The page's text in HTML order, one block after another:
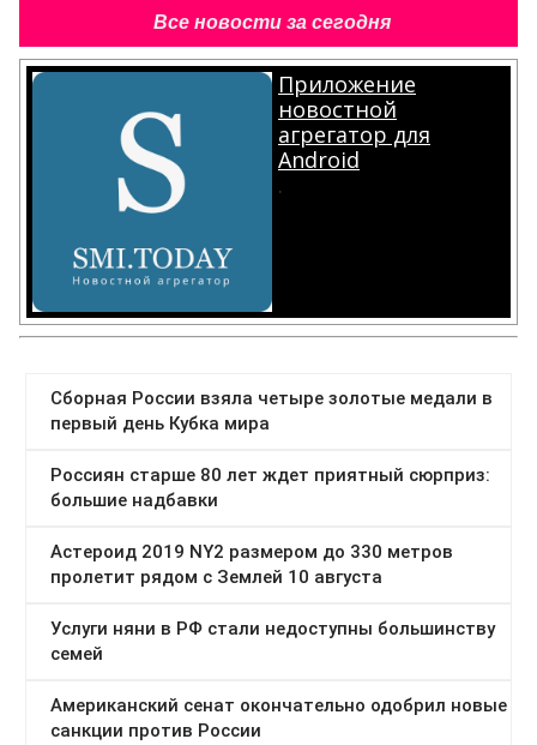
Все новости за сегодня
Приложение
новостной
агрегатор для
Android
.